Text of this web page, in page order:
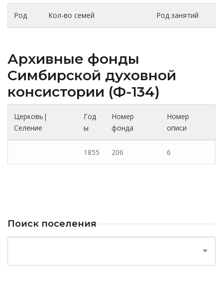
Род Кол-во семей Род занятий
Архивные фонды
Cимбирской духовной
консистории (Ф-134)
Церковь|
Селение
Год
ы
Номер
фонда
Номер
описи
1855 206 6
Поиск поселения